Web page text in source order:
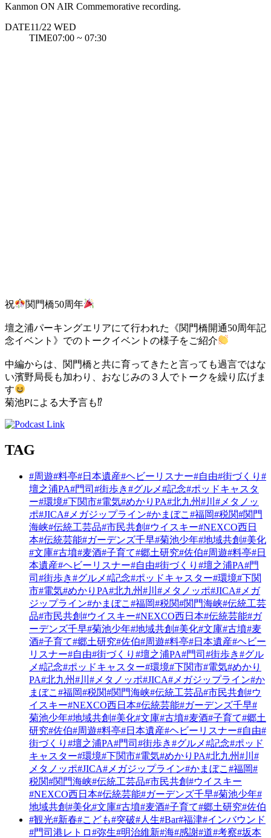
Kanmon ON AIR Commemorative recording.
DATE11/22 WED
TIME07:00 ~ 07:30
祝 関門橋50周年
壇之浦パーキングエリアにて行われた《関門橋開通50周年記
念イベント》でのトークイベントの様子をご紹介
中編からは、関門橋と共に育ってきたと言っても過言ではな
い濱野局長も加わり、おなじみの３人でトークを繰り広げま
す
菊池Pによる大予言も⁉
TAG
#周遊#料亭#日本遺産#ヘビーリスナー#自由#街づくり #
壇之浦PA#門司 #街歩き#グルメ#記念#ポッドキャスタ
ー#環境#下関市#電気#めかりPA#北九州#川 #メタノッ
ポ#JICA#メガジップライン#かまぼこ #福岡#税関#関門
海峡#伝統工芸品#市民共創#ウイスキー#NEXCO西日
本#伝統芸能#ガーデンズ千早#菊池少年#地域共創#美化
#文庫#古墳#麦酒#子育て#郷土研究#佐伯#周遊#料亭#日
本遺産#ヘビーリスナー#自由#街づくり #壇之浦PA#門
司 #街歩き#グルメ#記念#ポッドキャスター#環境#下関
市#電気#めかりPA#北九州#川 #メタノッポ#JICA#メガ
ジップライン#かまぼこ #福岡#税関#関門海峡#伝統工芸
品#市民共創#ウイスキー#NEXCO西日本#伝統芸能#ガ
ーデンズ千早#菊池少年#地域共創#美化#文庫#古墳#麦
酒#子育て#郷土研究#佐伯#周遊#料亭#日本遺産#ヘビー
リスナー#自由#街づくり #壇之浦PA#門司 #街歩き#グル
メ#記念#ポッドキャスター#環境#下関市#電気#めかり
PA#北九州#川 #メタノッポ#JICA#メガジップライン#か
まぼこ #福岡#税関#関門海峡#伝統工芸品#市民共創#ウ
イスキー#NEXCO西日本#伝統芸能#ガーデンズ千早#
菊池少年#地域共創#美化#文庫#古墳#麦酒#子育て#郷土
研究#佐伯#周遊#料亭#日本遺産#ヘビーリスナー#自由#
街づくり #壇之浦PA#門司 #街歩き#グルメ#記念#ポッド
キャスター#環境#下関市#電気#めかりPA#北九州#川 #
メタノッポ#JICA#メガジップライン#かまぼこ #福岡#
税関#関門海峡#伝統工芸品#市民共創#ウイスキー
#NEXCO西日本#伝統芸能#ガーデンズ千早#菊池少年#
地域共創#美化#文庫#古墳#麦酒#子育て#郷土研究#佐伯
#観光#新春#こども#突破#人生#Bar#福津#インバウンド
#門司港レトロ#弥生#明治維新#海#感謝#道#考察#坂本